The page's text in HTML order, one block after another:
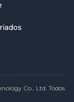
Co., Ltd. Todos